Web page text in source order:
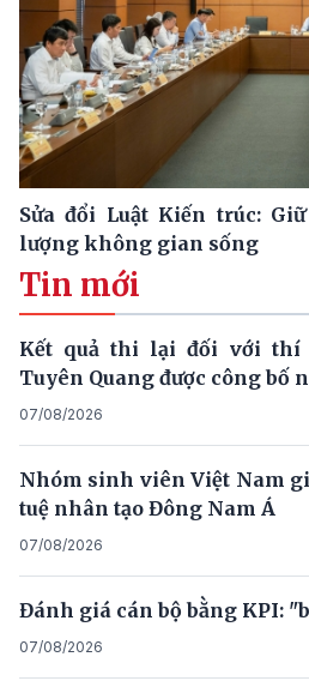
Sửa đổi Luật Kiến trúc:
lượng không gian sống
Tin mới
Kết quả thi lại đối với thí
Tuyên Quang được công bố
07/08/2026
Nhóm sinh viên Việt Nam
tuệ nhân tạo Đông Nam Á
07/08/2026
Đánh giá cán bộ bằng KPI:
07/08/2026